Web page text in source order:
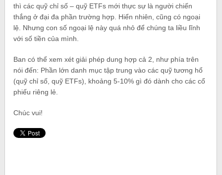
thì các quỹ chỉ số – quỹ ETFs mới thực sự là người chiến
thắng ở đại đa phần trường hợp. Hiển nhiên, cũng có ngoại
lệ. Nhưng con số ngoại lệ này quá nhỏ để chúng ta liều lĩnh
với số tiền của mình.
Ban có thể xem xét giải phép dung hợp cả 2, như phía trên
nói đến: Phần lớn danh mục tập trung vào các quỹ tương hổ
(quỹ chỉ số, quỹ ETFs), khoảng 5-10% gì đó dành cho các cổ
phiếu riêng lẻ.
Chúc vui!